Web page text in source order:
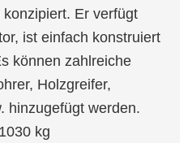
Er verfügt
ist einfach konstruiert
können zahlreiche
Holzgreifer,
hinzugefügt werden.
kg